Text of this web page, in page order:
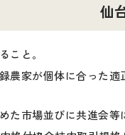
仙
こと。
農家が個体に合った
た市場並びに共進会等